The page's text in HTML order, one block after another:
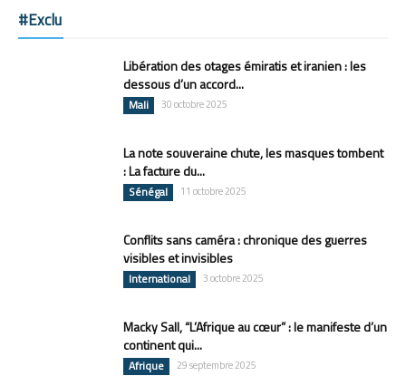
#Exclu
Libération des otages émiratis et iranien : les
dessous d’un accord...
Mali 30 octobre 2025
La note souveraine chute, les masques tombent
: La facture du...
Sénégal 11 octobre 2025
Conflits sans caméra : chronique des guerres
visibles et invisibles
International 3 octobre 2025
Macky Sall, “L’Afrique au cœur” : le manifeste d’un
continent qui...
Afrique 29 septembre 2025